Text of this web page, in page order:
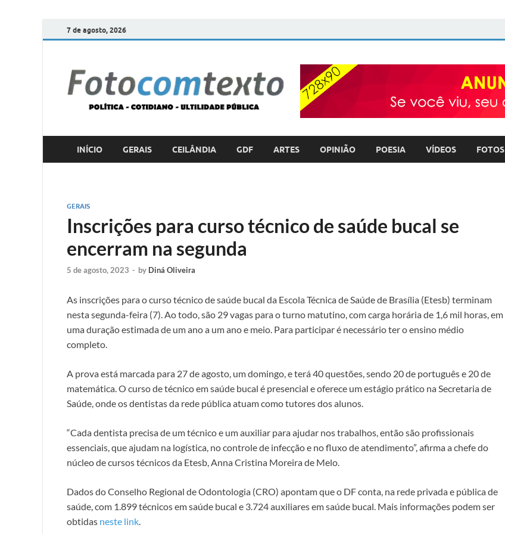
7 de agosto, 2026
FOTO com TEXTO
POLÍTICA – COTIDIANO – ULTILIDADE PÚBLICA
INÍCIO GERAIS CEILÂNDIA GDF ARTES OPINIÃO POESIA VÍDEOS FOTOS
GERAIS
Inscrições para curso técnico de saúde bucal se
encerram na segunda
5 de agosto, 2023 - by Diná Oliveira
As inscrições para o curso técnico de saúde bucal da Escola Técnica de Saúde de Brasília (Etesb) terminam
nesta segunda-feira (7). Ao todo, são 29 vagas para o turno matutino, com carga horária de 1,6 mil horas, em
uma duração estimada de um ano a um ano e meio. Para participar é necessário ter o ensino médio
completo.
A prova está marcada para 27 de agosto, um domingo, e terá 40 questões, sendo 20 de português e 20 de
matemática. O curso de técnico em saúde bucal é presencial e oferece um estágio prático na Secretaria de
Saúde, onde os dentistas da rede pública atuam como tutores dos alunos.
“Cada dentista precisa de um técnico e um auxiliar para ajudar nos trabalhos, então são profissionais
essenciais, que ajudam na logística, no controle de infecção e no fluxo de atendimento”, afirma a chefe do
núcleo de cursos técnicos da Etesb, Anna Cristina Moreira de Melo.
Dados do Conselho Regional de Odontologia (CRO) apontam que o DF conta, na rede privada e pública de
saúde, com 1.899 técnicos em saúde bucal e 3.724 auxiliares em saúde bucal. Mais informações podem ser
obtidas neste link